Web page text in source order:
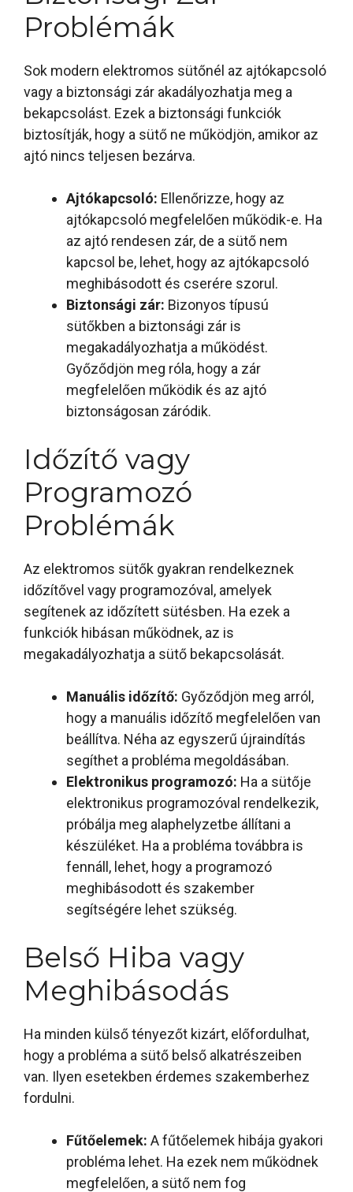
Problémák
Sok modern elektromos sütőnél az ajtókapcsoló
vagy a biztonsági zár akadályozhatja meg a
bekapcsolást. Ezek a biztonsági funkciók
biztosítják, hogy a sütő ne működjön, amikor az
ajtó nincs teljesen bezárva.
Ajtókapcsoló: Ellenőrizze, hogy az
ajtókapcsoló megfelelően működik-e. Ha
az ajtó rendesen zár, de a sütő nem
kapcsol be, lehet, hogy az ajtókapcsoló
meghibásodott és cserére szorul.
Biztonsági zár: Bizonyos típusú
sütőkben a biztonsági zár is
megakadályozhatja a működést.
Győződjön meg róla, hogy a zár
megfelelően működik és az ajtó
biztonságosan záródik.
Időzítő vagy
Programozó
Problémák
Az elektromos sütők gyakran rendelkeznek
időzítővel vagy programozóval, amelyek
segítenek az időzített sütésben. Ha ezek a
funkciók hibásan működnek, az is
megakadályozhatja a sütő bekapcsolását.
Manuális időzítő: Győződjön meg arról,
hogy a manuális időzítő megfelelően van
beállítva. Néha az egyszerű újraindítás
segíthet a probléma megoldásában.
Elektronikus programozó: Ha a sütője
elektronikus programozóval rendelkezik,
próbálja meg alaphelyzetbe állítani a
készüléket. Ha a probléma továbbra is
fennáll, lehet, hogy a programozó
meghibásodott és szakember
segítségére lehet szükség.
Belső Hiba vagy
Meghibásodás
Ha minden külső tényezőt kizárt, előfordulhat,
hogy a probléma a sütő belső alkatrészeiben
van. Ilyen esetekben érdemes szakemberhez
fordulni.
Fűtőelemek: A fűtőelemek hibája gyakori
probléma lehet. Ha ezek nem működnek
megfelelően, a sütő nem fog